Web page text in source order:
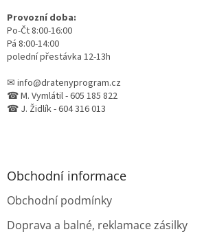
Provozní doba:
Po-Čt 8:00-16:00
Pá 8:00-14:00
polední přestávka 12-13h
✉ info@dratenyprogram.cz
☎ M. Vymlátil - 605 185 822
☎ J. Židlík - 604 316 013
Obchodní informace
Obchodní podmínky
Doprava a balné, reklamace zásilky